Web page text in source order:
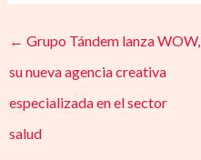
← Grupo Tándem lanza WOW,
su nueva agencia creativa
especializada en el sector
salud